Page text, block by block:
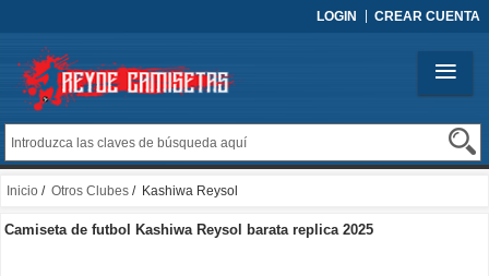
LOGIN CREAR CUENTA
Inicio / Otros Clubes / Kashiwa Reysol
Camiseta de futbol Kashiwa Reysol barata replica 2025